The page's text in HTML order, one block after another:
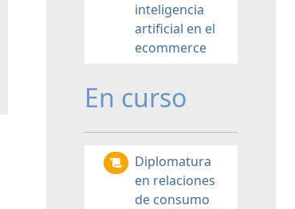
inteligencia
artificial en el
ecommerce
En curso
Diplomatura
en relaciones
de consumo